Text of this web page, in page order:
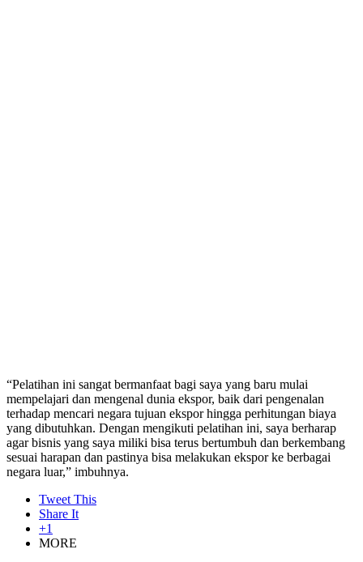
“Pelatihan ini sangat bermanfaat bagi saya yang baru mulai
mempelajari dan mengenal dunia ekspor, baik dari pengenalan
terhadap mencari negara tujuan ekspor hingga perhitungan biaya
yang dibutuhkan. Dengan mengikuti pelatihan ini, saya berharap
agar bisnis yang saya miliki bisa terus bertumbuh dan berkembang
sesuai harapan dan pastinya bisa melakukan ekspor ke berbagai
negara luar,” imbuhnya.
Tweet This
Share It
+1
MORE